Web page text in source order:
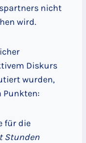
nicht
wird.
Diskurs
wurden,
Punkten:
für die
Stunden